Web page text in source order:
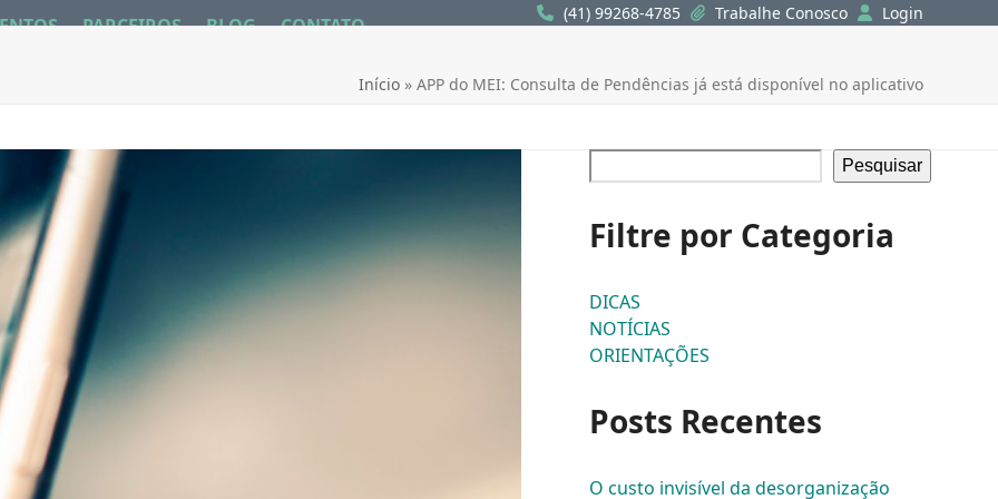
(41) 99268-4785 Trabalhe Conosco Login
PARCEIROS BLOG CONTATO
Início» APP do MEI: Consulta de Pendências já está disponível no aplicativo
Pesquisar
Filtre por Categoria
DICAS
NOTÍCIAS
ORIENTAÇÕES
Posts Recentes
O custo invisível da desorganização